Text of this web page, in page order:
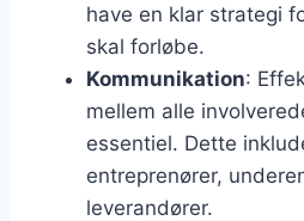
have en klar strategi
skal forløbe.
Kommunikation:
mellem alle
essentiel. Dette
entreprenører,
leverandører.